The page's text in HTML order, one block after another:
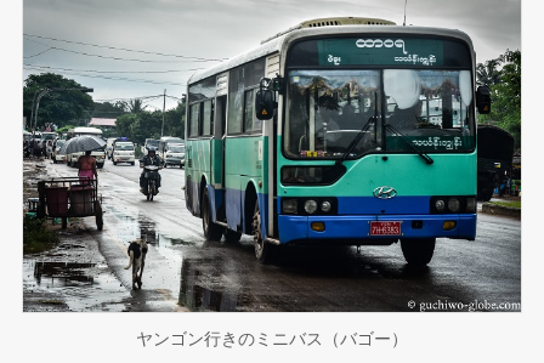
ヤンゴン行きのミニバス（バゴー）